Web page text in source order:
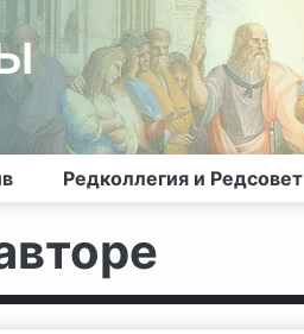
Редколлегия и Редсовет